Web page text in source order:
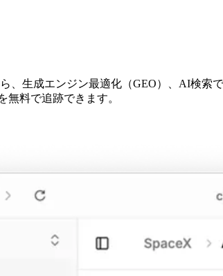
、生成エンジン最適化（GEO）、AI検索
無料で追跡できます。